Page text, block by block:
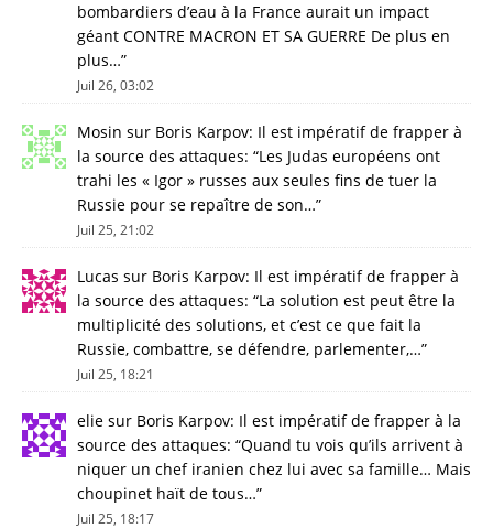
bombardiers d’eau à la France aurait un impact
géant CONTRE MACRON ET SA GUERRE De plus en
plus…”
Juil 26, 03:02
Mosin sur Boris Karpov: Il est impératif de frapper à
la source des attaques: “Les Judas européens ont
trahi les « Igor » russes aux seules fins de tuer la
Russie pour se repaître de son…”
Juil 25, 21:02
Lucas sur Boris Karpov: Il est impératif de frapper à
la source des attaques: “La solution est peut être la
multiplicité des solutions, et c’est ce que fait la
Russie, combattre, se défendre, parlementer,…”
Juil 25, 18:21
elie sur Boris Karpov: Il est impératif de frapper à la
source des attaques: “Quand tu vois qu’ils arrivent à
niquer un chef iranien chez lui avec sa famille… Mais
choupinet haït de tous…”
Juil 25, 18:17